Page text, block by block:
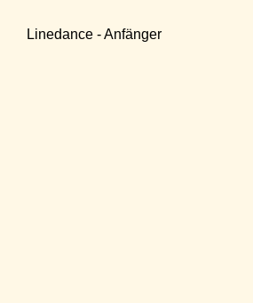
Linedance - Anfänger